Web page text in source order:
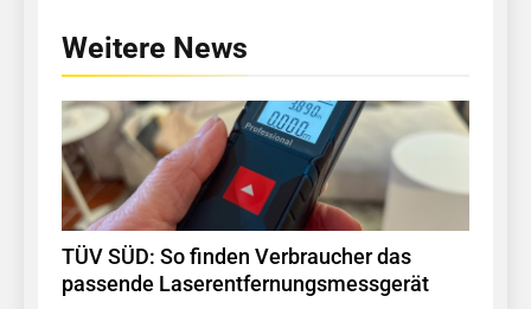
Weitere News
TÜV SÜD: So finden Verbraucher das
passende Laserentfernungsmessgerät